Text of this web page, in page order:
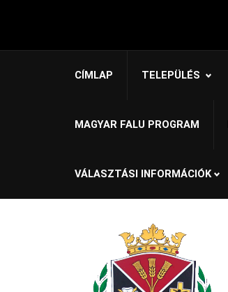
CÍMLAP TELEPÜLÉS
MAGYAR FALU PROGRAM
VÁLASZTÁSI INFORMÁCIÓK